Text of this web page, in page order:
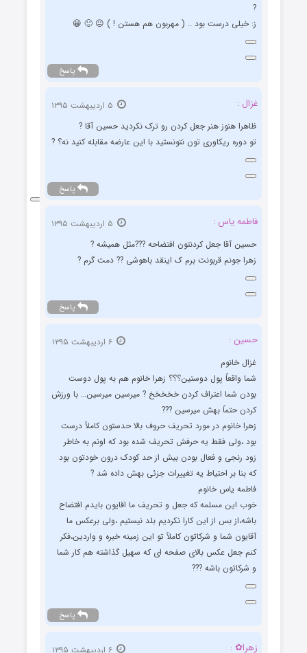
?
ز: خیلی درست بود .. ( مهربون هم هستن ! ) 😐 🙂 😀
پاسخ
غزال :
ظاهرا هنوز هنر جعل کردن رو ترک نکردید حسین آقا ?
تو دوره ریکاوری تون نتونستید با این عارضه مقابله کنید نه؟ ?
پاسخ
فاطمه یاس :
حسین آقا جعل کردنتون افتضاحه ???مثل همیشه ?
زهرا جونم قربونت برم ک اینقد باهوشی ?? دمت گرم ?
پاسخ
حسین :
غزال خانوم
شما واقعاً پول دوستین؟؟؟ زهرا خانوم هم به پول دوست
بودن شما اعتراف کردن خخخخخ ? میرسین میرسین… با ورزش
کردن حتماً بهش میرسین ???
زهرا خانوم در مورد تحریف حروف بالا حدستون کاملاً درست
بود ،ولی فقط یه حرفش تحریف شده بود که اونم به خاطر
زود رنجی و فعال بودن بیش از حد کودک درون خودتون بود
که بنا بر احتیاط یه تغییرات جزئی بهش داده شد ?
فاطمه یاس خانوم
خوب این مسلمه که جعل و تحریف ما اقایون بایدم افتضاح
باشه،از بس از این کارا نکردیم بلد نیستیم ،ولی برعکس ما
آقایون شما و شرکاتون کاملاً تو این زمینه خبره و واردین،فکر
کنم جعل عکس بالای صفحه ای که سهیل گذاشته هم کار شما
و شرکاتون باشه ???
پاسخ
زهرا✿ :